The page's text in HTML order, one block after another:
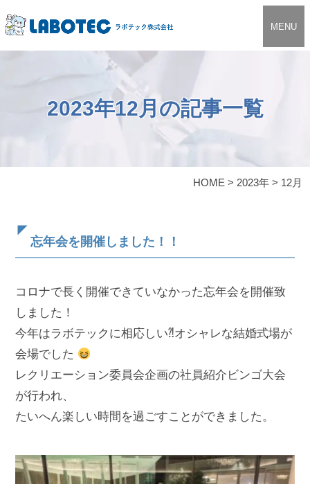
MENU
2023年12月の記事一覧
HOME > 2023年> 12月
忘年会を開催しました！！
コロナで長く開催できていなかった忘年会を開催致
しました！
今年はラボテックに相応しい⁈オシャレな結婚式場が
会場でした
レクリエーション委員会企画の社員紹介ビンゴ大会
が行われ、
たいへん楽しい時間を過ごすことができました。